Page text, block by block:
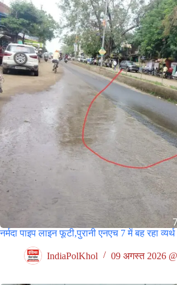
नर्मदा पाइप लाइन फूटी,पुरानी एनएच 7 में बह रहा व्यर्थ
IndiaPolKhol 09 अगस्त 2026 @